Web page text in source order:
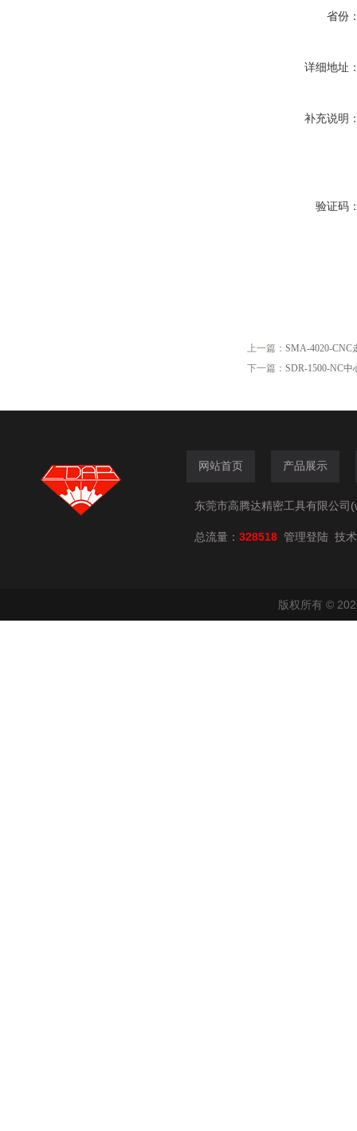
省份
详细地址
补充说明
验证码
上一篇： SMA-4020-CNC
下一篇： SDR-1500-NC
网站首页 产品展示
东莞市高腾达精密工具有限公司
总流量： 328518 管理登陆 技
版权所有 ©